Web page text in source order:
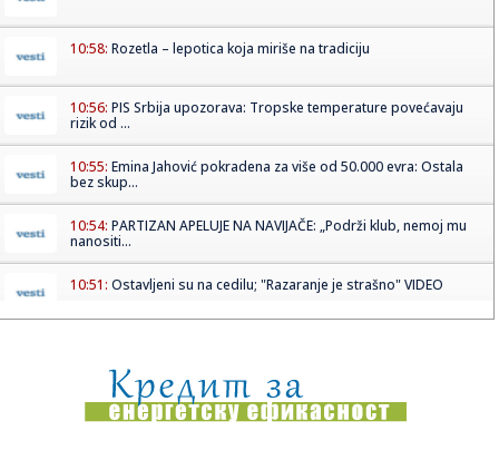
10:58: Rozetla – lepotica koja miriše na tradiciju
10:56: PIS Srbija upozorava: Tropske temperature povećavaju
rizik od ...
10:55: Emina Jahović pokradena za više od 50.000 evra: Ostala
bez skup...
10:54: PARTIZAN APELUJE NA NAVIJAČE: „Podrži klub, nemoj mu
nanositi...
10:51: Ostavljeni su na cedilu; "Razaranje je strašno" VIDEO
10:50:Nemce brine dron sa eksplozivom na aerodromu Lajpcig